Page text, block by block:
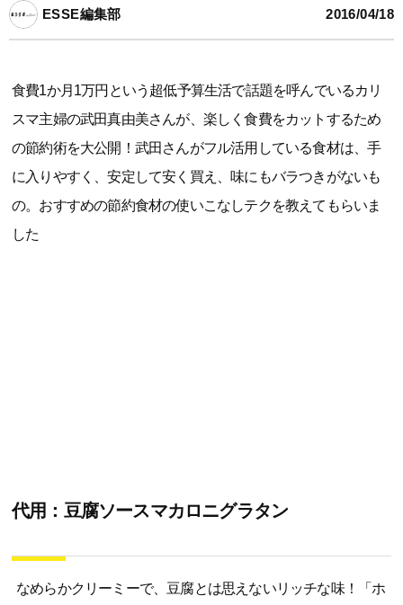
ESSE編集部 2016/04/18
食費1か月1万円という超低予算生活で話題を呼んでいるカリ
スマ主婦の武田真由美さんが、楽しく食費をカットするため
の節約術を大公開！武田さんがフル活用している食材は、手
に入りやすく、安定して安く買え、味にもバラつきがないも
の。おすすめの節約食材の使いこなしテクを教えてもらいま
した
代用：豆腐ソースマカロニグラタン
なめらかクリーミーで、豆腐とは思えないリッチな味！「ホ